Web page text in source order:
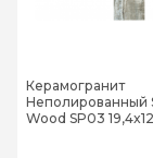
Керамогранит
Неполированный
Wood SP03